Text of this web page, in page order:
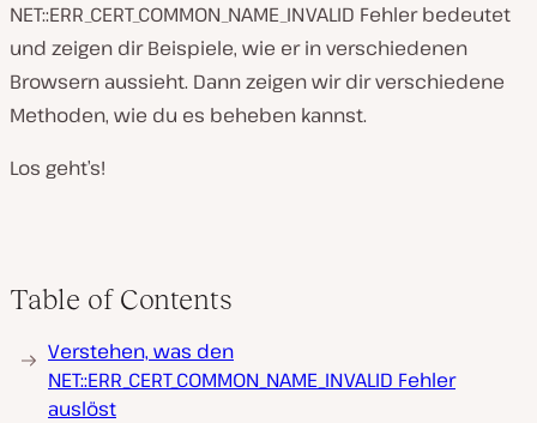
NET::ERR_CERT_COMMON_NAME_INVALID Fehler bedeutet
und zeigen dir Beispiele, wie er in verschiedenen
Browsern aussieht. Dann zeigen wir dir verschiedene
Methoden, wie du es beheben kannst.
Los geht’s!
Table of Contents
Verstehen, was den
NET::ERR_CERT_COMMON_NAME_INVALID Fehler
auslöst